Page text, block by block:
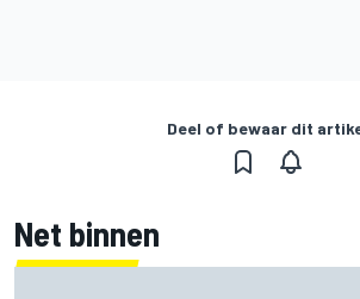
Deel of bewaar dit
Net binnen